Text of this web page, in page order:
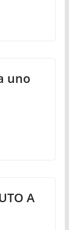
uno
A